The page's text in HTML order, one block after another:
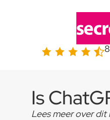
Is
Lees meer over